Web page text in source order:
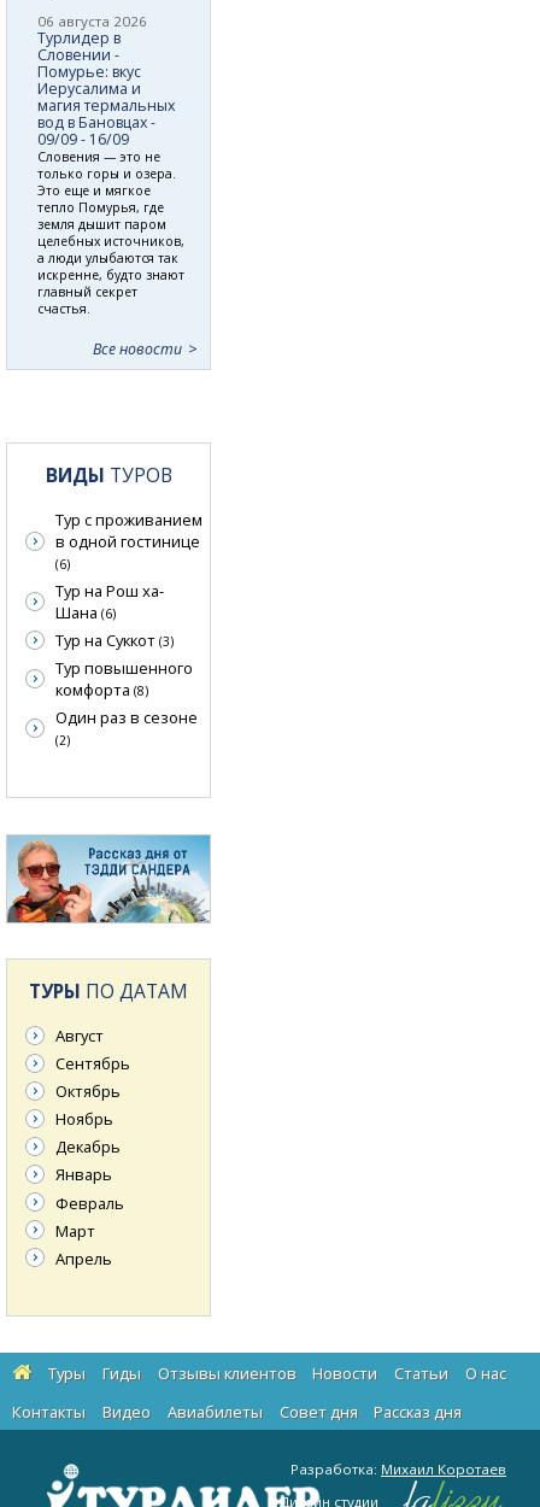
06 августа 2026
Турлидер в
Словении -
Помурье: вкус
Иерусалима и
магия термальных
вод в Бановцах -
09/09 - 16/09
Словения — это не
только горы и озера.
Это еще и мягкое
тепло Помурья, где
земля дышит паром
целебных источников,
а люди улыбаются так
искренне, будто знают
главный секрет
счастья.
Все новости
ВИДЫ ТУРОВ
Тур с проживанием
в одной гостинице
(6)
Тур на Рош ха-
Шана (6)
Тур на Суккот (3)
Тур повышенного
комфорта (8)
Один раз в сезоне
(2)
ТУРЫ ПО ДАТАМ
Август
Сентябрь
Октябрь
Ноябрь
Декабрь
Январь
Февраль
Март
Апрель
Туры Гиды Отзывы клиентов Новости Статьи
О нас
Контакты
Видео Авиабилеты Cовет дня Рассказ дня
Разработка: Михаил Коротаев
Дизайн студии